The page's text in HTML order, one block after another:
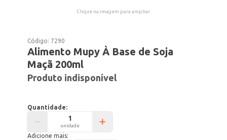
Clique na imagem para ampliar.
Código: 7290
Alimento Mupy À Base de Soja
Maçã 200ml
Produto indisponível
Quantidade:
unidade
Adicione mais: